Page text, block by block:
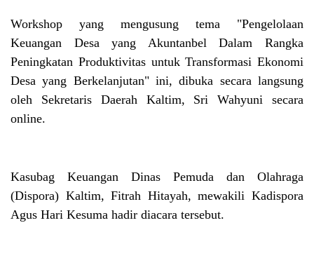
Workshop yang mengusung tema "Pengelolaan
Keuangan Desa yang Akuntanbel Dalam Rangka
Peningkatan Produktivitas untuk Transformasi Ekonomi
Desa yang Berkelanjutan" ini, dibuka secara langsung
oleh Sekretaris Daerah Kaltim, Sri Wahyuni secara
online.
Kasubag Keuangan Dinas Pemuda dan Olahraga
(Dispora) Kaltim, Fitrah Hitayah, mewakili Kadispora
Agus Hari Kesuma hadir diacara tersebut.